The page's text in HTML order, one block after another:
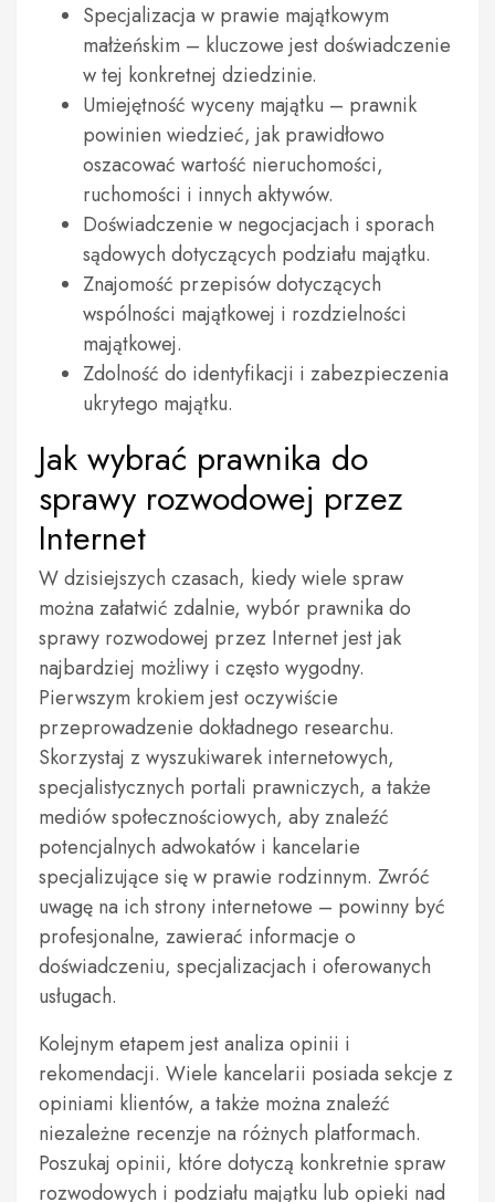
Specjalizacja w prawie majątkowym
małżeńskim – kluczowe jest doświadczenie
w tej konkretnej dziedzinie.
Umiejętność wyceny majątku – prawnik
powinien wiedzieć, jak prawidłowo
oszacować wartość nieruchomości,
ruchomości i innych aktywów.
Doświadczenie w negocjacjach i sporach
sądowych dotyczących podziału majątku.
Znajomość przepisów dotyczących
wspólności majątkowej i rozdzielności
majątkowej.
Zdolność do identyfikacji i zabezpieczenia
ukrytego majątku.
Jak wybrać prawnika do
sprawy rozwodowej przez
Internet
W dzisiejszych czasach, kiedy wiele spraw
można załatwić zdalnie, wybór prawnika do
sprawy rozwodowej przez Internet jest jak
najbardziej możliwy i często wygodny.
Pierwszym krokiem jest oczywiście
przeprowadzenie dokładnego researchu.
Skorzystaj z wyszukiwarek internetowych,
specjalistycznych portali prawniczych, a także
mediów społecznościowych, aby znaleźć
potencjalnych adwokatów i kancelarie
specjalizujące się w prawie rodzinnym. Zwróć
uwagę na ich strony internetowe – powinny być
profesjonalne, zawierać informacje o
doświadczeniu, specjalizacjach i oferowanych
usługach.
Kolejnym etapem jest analiza opinii i
rekomendacji. Wiele kancelarii posiada sekcje z
opiniami klientów, a także można znaleźć
niezależne recenzje na różnych platformach.
Poszukaj opinii, które dotyczą konkretnie spraw
rozwodowych i podziału majątku lub opieki nad